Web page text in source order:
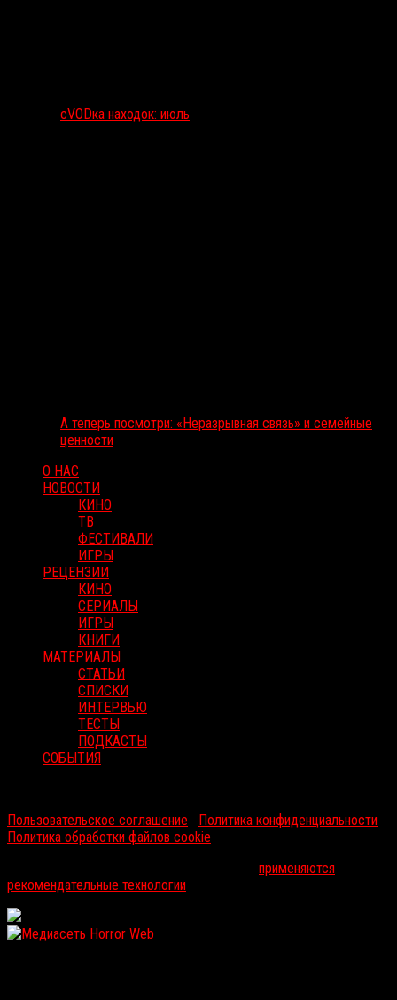
сVODка находок: июль
А теперь посмотри: «Неразрывная связь» и семейные
ценности
О НАС
НОВОСТИ
КИНО
ТВ
ФЕСТИВАЛИ
ИГРЫ
РЕЦЕНЗИИ
КИНО
СЕРИАЛЫ
ИГРЫ
КНИГИ
МАТЕРИАЛЫ
СТАТЬИ
СПИСКИ
ИНТЕРВЬЮ
ТЕСТЫ
ПОДКАСТЫ
СОБЫТИЯ
Пользовательское соглашение
Политика конфиденциальности
Политика обработки файлов cookie
применяются
рекомендательные технологии